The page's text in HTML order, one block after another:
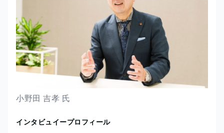
小野田 吉孝 氏
インタビュイープロフィール